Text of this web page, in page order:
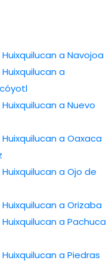
a Navojoa
a
a Nuevo
Huixquilucan a Oaxaca
a Ojo de
a Orizaba
a Pachuca
a Piedras